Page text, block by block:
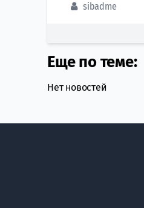
sibadme
Еще по теме:
Нет новостей